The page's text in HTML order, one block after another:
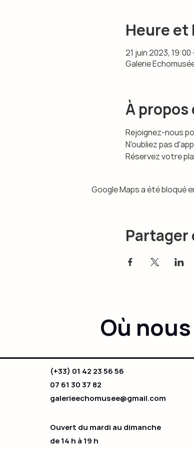
Heure et
21 juin 2023, 19:00
Galerie
À
Rejoignez-nous
N'oubliez pas
Réservez votre
Google Maps a été bloqué
Où
(+33) 01 42 23 56 56
07 61 30 37 82
galerieechomusee@gmail.com
Ouvert du mardi au dimanche
de 14 h à 19 h​